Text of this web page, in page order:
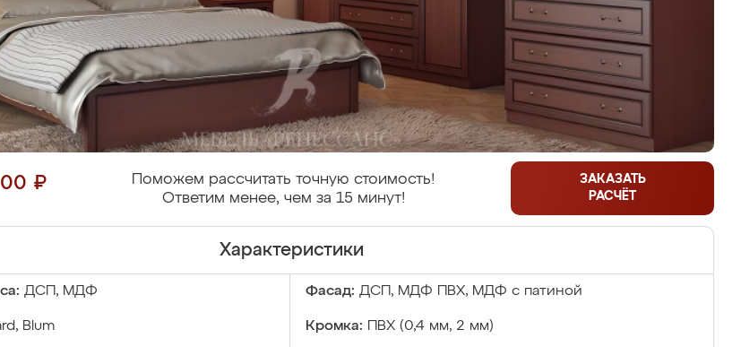
₽
Поможем рассчитать точную стоимость!
Ответим менее, чем за 15 минут!
ЗАКАЗАТЬ
РАСЧЁТ
Характеристики
ДСП, МДФ Фасад: ДСП, МДФ ПВХ, МДФ с патиной
Blum Кромка: ПВХ (0,4 мм, 2 мм)